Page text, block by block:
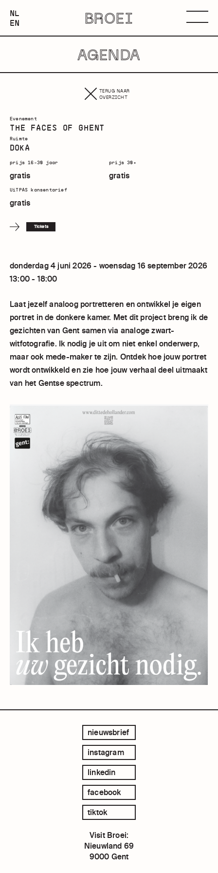
NEDERLANDS
NL
ENGLISH
EN BROEI
AGENDA
TERUG NAAR
OVERZICHT
Evenement
THE FACES OF GHENT
Ruimte
DOKA
prijs 16-30 jaar
gratis
prijs 30+
gratis
UiTPAS kansentarief
gratis
Tickets
donderdag 4 juni 2026 - woensdag 16 september 2026
13:00 - 18:00
Laat jezelf analoog portretteren en ontwikkel je eigen
portret in de donkere kamer. Met dit project breng ik de
gezichten van Gent samen via analoge zwart-
witfotografie. Ik nodig je uit om niet enkel onderwerp,
maar ook mede-maker te zijn. Ontdek hoe jouw portret
wordt ontwikkeld en zie hoe jouw verhaal deel uitmaakt
van het Gentse spectrum.
nieuwsbrief
instagram
linkedin
facebook
tiktok
Visit Broei:
Nieuwland 69
9000 Gent